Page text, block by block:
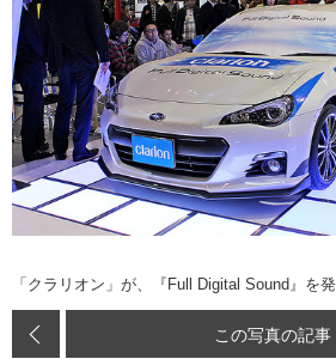
「クラリオン」が、『Full Digital Sound』を発
この写真の記事